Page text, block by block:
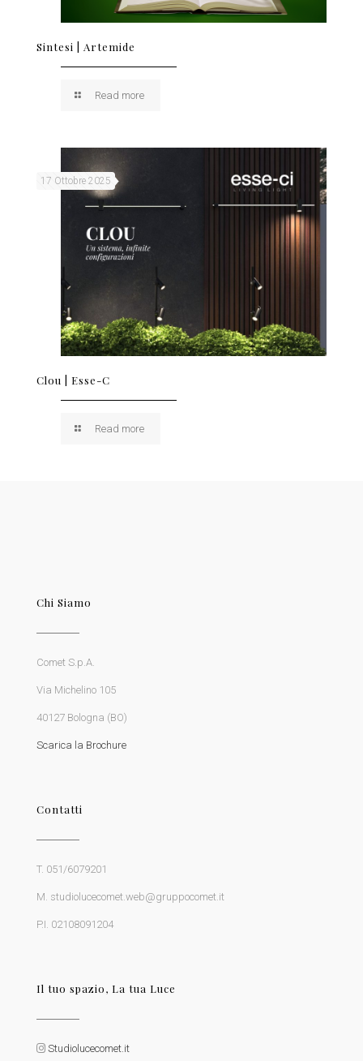
Sintesi | Artemide
Read more
17 Ottobre 2025
Clou | Esse-C
Read more
Chi Siamo
Comet S.p.A.
Via Michelino 105
40127 Bologna (BO)
Scarica la Brochure
Contatti
T. 051/6079201
M. studiolucecomet.web@gruppocomet.it
P.I. 02108091204
Il tuo spazio, La tua Luce
Studiolucecomet.it